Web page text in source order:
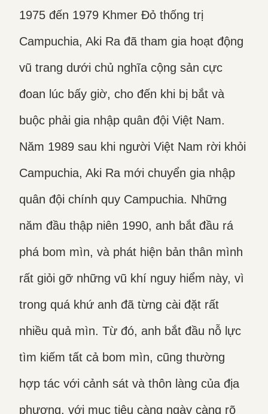
1975 đến 1979 Khmer Đỏ thống trị
Campuchia, Aki Ra đã tham gia hoạt động
vũ trang dưới chủ nghĩa cộng sản cực
đoan lúc bấy giờ, cho đến khi bị bắt và
buộc phải gia nhập quân đội Việt Nam.
Năm 1989 sau khi người Việt Nam rời khỏi
Campuchia, Aki Ra mới chuyển gia nhập
quân đội chính quy Campuchia. Những
năm đầu thập niên 1990, anh bắt đầu rá
phá bom mìn, và phát hiện bản thân mình
rất giỏi gỡ những vũ khí nguy hiểm này, vì
trong quá khứ anh đã từng cài đặt rất
nhiều quả mìn. Từ đó, anh bắt đầu nỗ lực
tìm kiếm tất cả bom mìn, cũng thường
hợp tác với cảnh sát và thôn làng của địa
phương, với mục tiêu càng ngày càng rõ